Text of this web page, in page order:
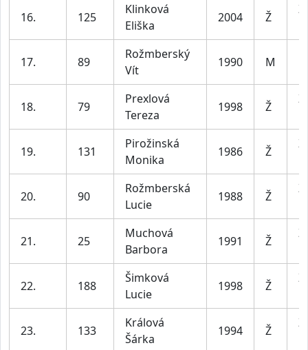
16. 125
Klinková
Eliška
2004 Ž
17. 89
Rožmberský
Vít
1990 M
18. 79
Prexlová
Tereza
1998 Ž
19. 131
Pirožinská
Monika
1986 Ž
20. 90
Rožmberská
Lucie
1988 Ž
21. 25
Muchová
Barbora
1991 Ž
22. 188
Šimková
Lucie
1998 Ž
23. 133
Králová
Šárka
1994 Ž